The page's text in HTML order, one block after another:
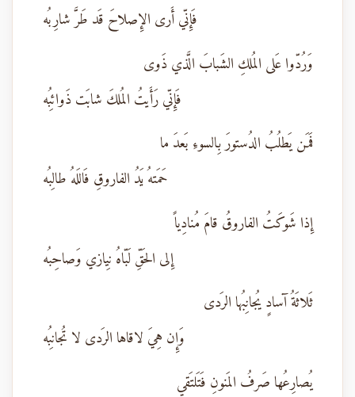
فَإِنّي أَرى الإِصلاحَ قَد طَرَّ شارِبُه
وَرُدّوا عَلى المُلكِ الشَبابَ الَّذي ذَوى
فَإِنّي رَأَيتُ المُلكَ شابَت ذَوائِبُه
فَمَن يَطلُبُ الدُستورَ بِالسوءِ بَعدَ ما
حَمَتهُ يَدُ الفاروقِ فَاللَهُ طالِبُه
إِذا شَوكَتُ الفاروقُ قامَ مُنادِياً
إِلى الحَقِّ لَبّاهُ نِيازي وَصاحِبُه
ثَلاثَةُ آسادٍ يُجانِبُها الرَدى
وَإِن هِيَ لاقاها الرَدى لا تُجانِبُه
يُصارِعُها صَرفُ المَنونِ فَتَلتَقي